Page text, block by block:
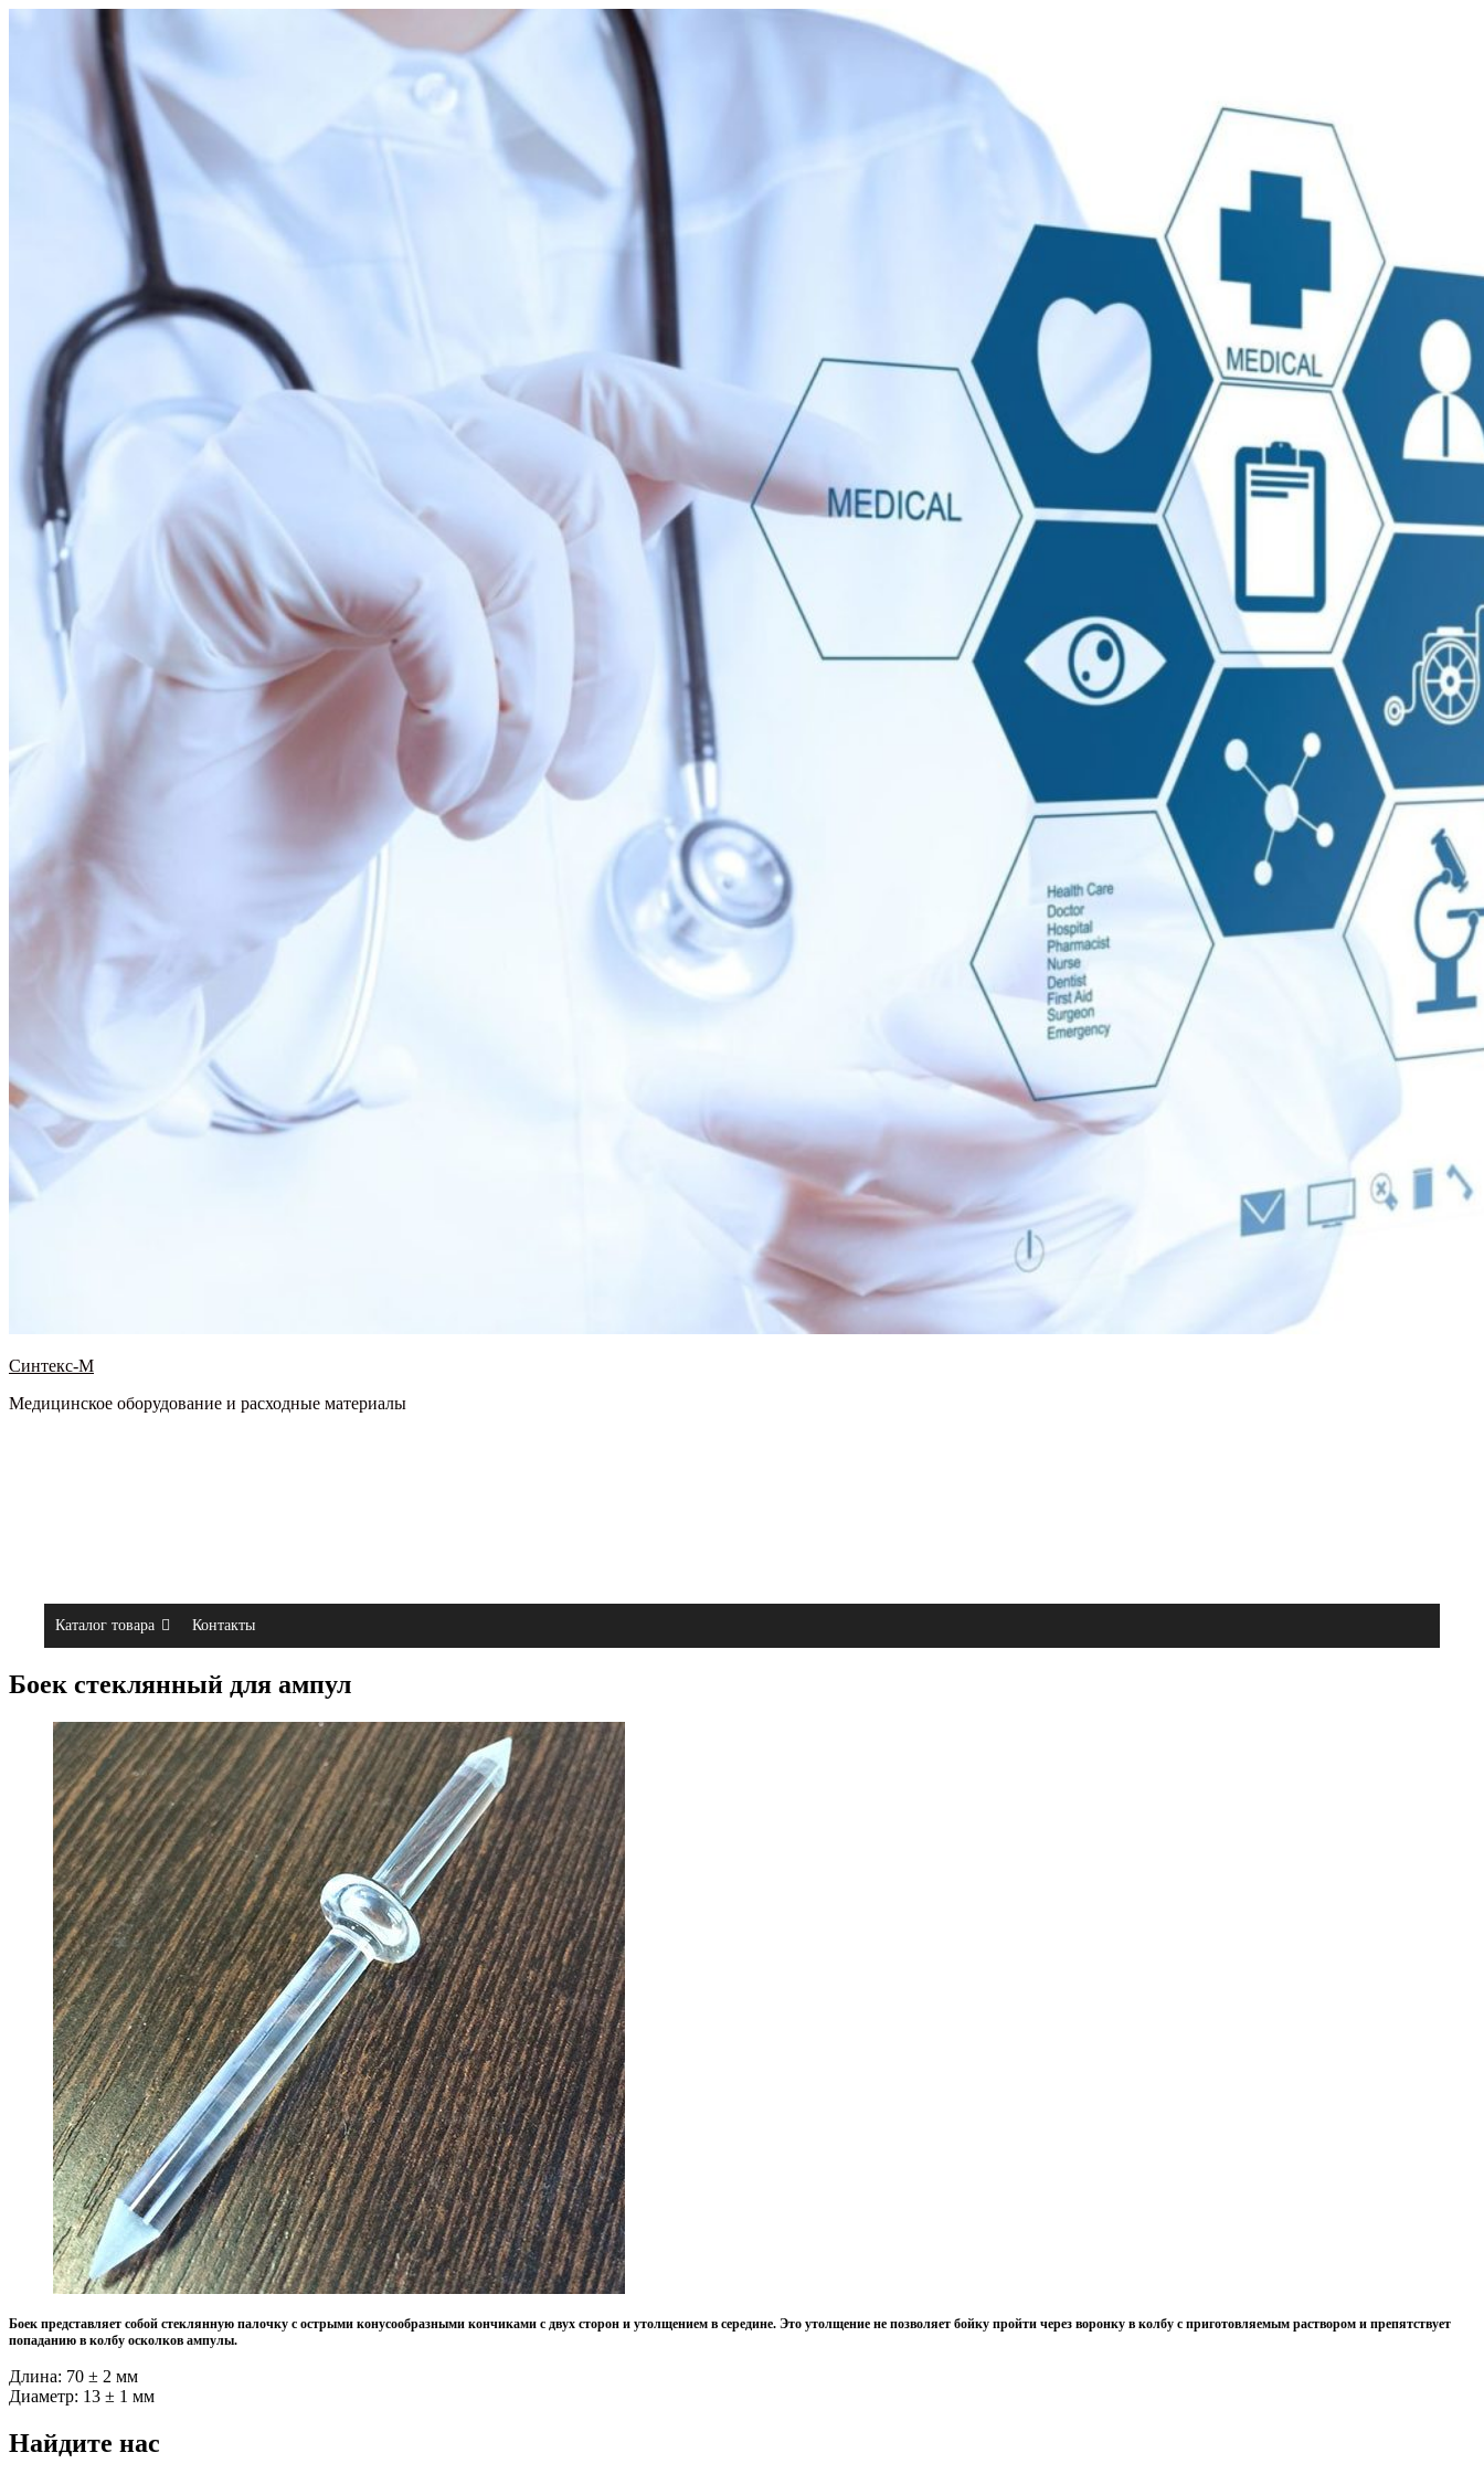
Синтекс-М
Медицинское оборудование и расходные материалы
Каталог товара Контакты
Боек стеклянный для ампул
Боек представляет собой стеклянную палочку с острыми конусообразными кончиками с двух сторон и утолщением в середине. Это утолщение не позволяет бойку пройти через воронку в колбу с приготовляемым раствором и препятствует
попаданию в колбу осколков ампулы.
Длина: 70 ± 2 мм
Диаметр: 13 ± 1 мм
Найдите нас